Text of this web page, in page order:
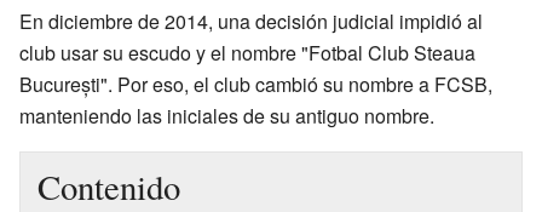
En diciembre de 2014, una decisión judicial impidió al
club usar su escudo y el nombre "Fotbal Club Steaua
București". Por eso, el club cambió su nombre a FCSB,
manteniendo las iniciales de su antiguo nombre.
Contenido